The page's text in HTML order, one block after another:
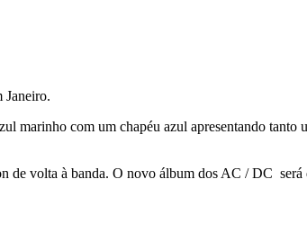
Janeiro.
marinho com um chapéu azul apresentando tanto
de volta à banda. O novo álbum dos AC / DC